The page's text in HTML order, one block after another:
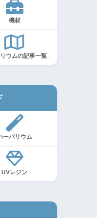
機材
ウムの記事一覧
ーバリウム
UVレジン